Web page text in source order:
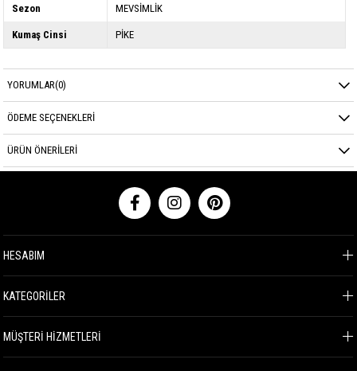
Sezon MEVSİMLİK
Kumaş Cinsi PİKE
YORUMLAR(0)
ÖDEME SEÇENEKLERI
ÜRÜN ÖNERILERI
HESABIM
KATEGORİLER
MÜŞTERİ HİZMETLERİ